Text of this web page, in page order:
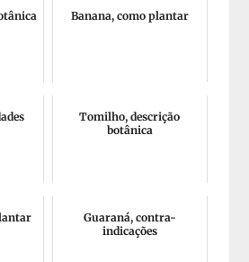
Banana, como plantar
Tomilho, descrição
botânica
Guaraná, contra-
indicações